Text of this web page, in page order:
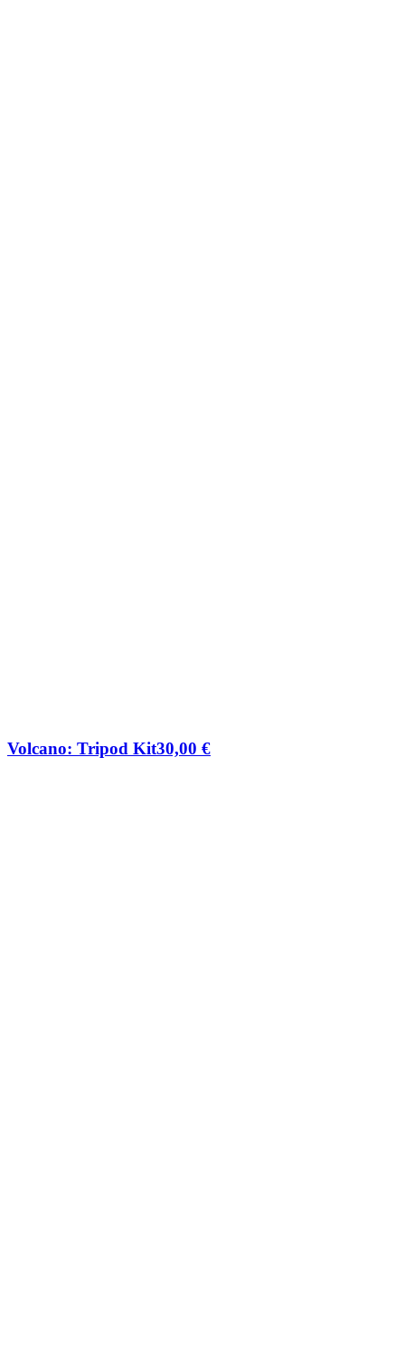
Volcano: Tripod Kit30,00 €